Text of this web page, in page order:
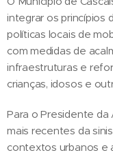
integrar os princípios
políticas locais de
com medidas de
infraestruturas e
crianças, idosos e
Para o Presidente da
mais recentes da
contextos urbanos e